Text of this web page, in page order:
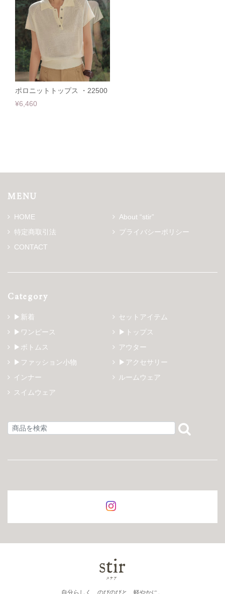
ポロニットトップス ・22500
¥6,460
MENU
HOME
About “stir”
特定商取引法
プライバシーポリシー
CONTACT
Category
▶新着
セットアイテム
▶ワンピース
▶トップス
▶ボトムス
アウター
▶ファッション小物
▶アクセサリー
インナー
ルームウェア
スイムウェア
自分らしく、のびのびと、軽やかに。